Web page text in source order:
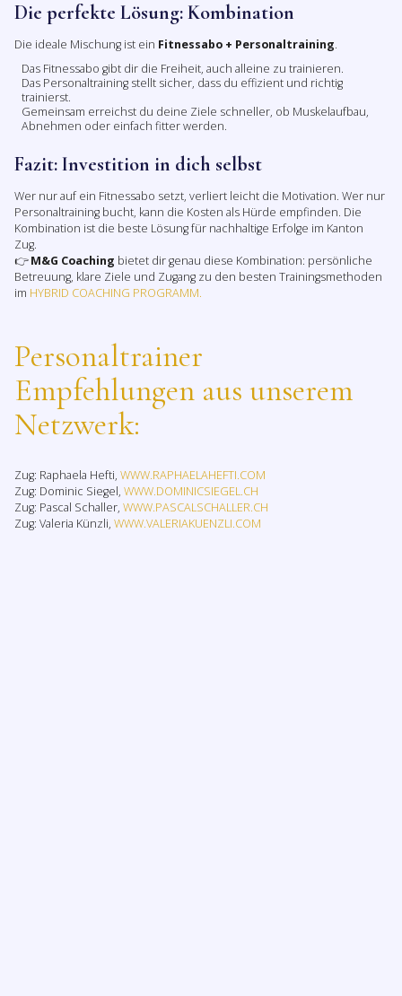
Die perfekte Lösung: Kombination
Die ideale Mischung ist ein Fitnessabo + Personaltraining.
Das Fitnessabo gibt dir die Freiheit, auch alleine zu trainieren.
Das Personaltraining stellt sicher, dass du effizient und richtig
trainierst.
Gemeinsam erreichst du deine Ziele schneller, ob Muskelaufbau,
Abnehmen oder einfach fitter werden.
Fazit: Investition in dich selbst
Wer nur auf ein Fitnessabo setzt, verliert leicht die Motivation. Wer nur
Personaltraining bucht, kann die Kosten als Hürde empfinden. Die
Kombination ist die beste Lösung für nachhaltige Erfolge im Kanton
Zug.
👉M&G Coaching bietet dir genau diese Kombination: persönliche
Betreuung, klare Ziele und Zugang zu den besten Trainingsmethoden
im HYBRID COACHING PROGRAMM.
Personaltrainer
Empfehlungen aus unserem
Netzwerk:
Zug: Raphaela Hefti, WWW.RAPHAELAHEFTI.COM
Zug: Dominic Siegel, WWW.DOMINICSIEGEL.CH
Zug: Pascal Schaller, WWW.PASCALSCHALLER.CH
Zug: Valeria Künzli, WWW.VALERIAKUENZLI.COM